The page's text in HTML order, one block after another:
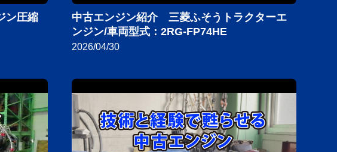
ン圧縮
中古エンジン紹介 三菱ふそうトラクターエ
ンジン/車両型式：2RG-FP74HE
2026/04/30